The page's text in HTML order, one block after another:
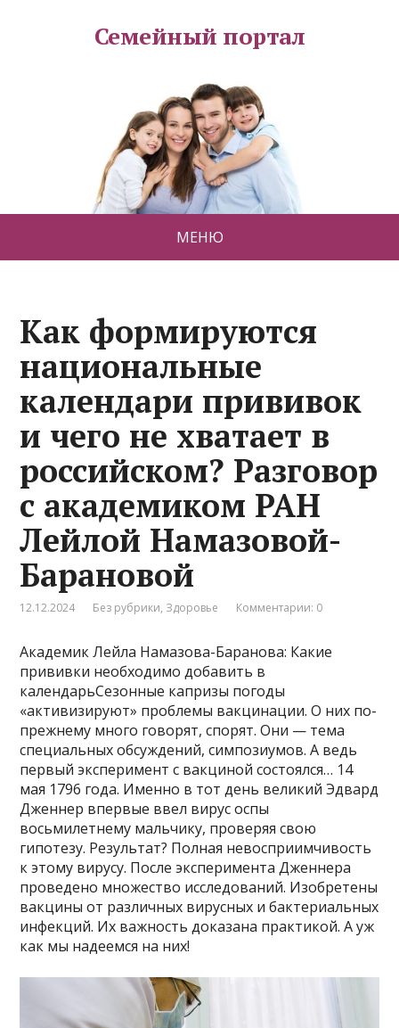
Семейный портал
МЕНЮ
Как формируются
национальные
календари прививок
и чего не хватает в
российском? Разговор
с академиком РАН
Лейлой Намазовой-
Барановой
12.12.2024 Без рубрики, Здоровье Комментарии: 0
Академик Лейла Намазова-Баранова: Какие
прививки необходимо добавить в
календарьСезонные капризы погоды
«активизируют» проблемы вакцинации. О них по-
прежнему много говорят, спорят. Они — тема
специальных обсуждений, симпозиумов. А ведь
первый эксперимент с вакциной состоялся… 14
мая 1796 года. Именно в тот день великий Эдвард
Дженнер впервые ввел вирус оспы
восьмилетнему мальчику, проверяя свою
гипотезу. Результат? Полная невосприимчивость
к этому вирусу. После эксперимента Дженнера
проведено множество исследований. Изобретены
вакцины от различных вирусных и бактериальных
инфекций. Их важность доказана практикой. А уж
как мы надеемся на них!